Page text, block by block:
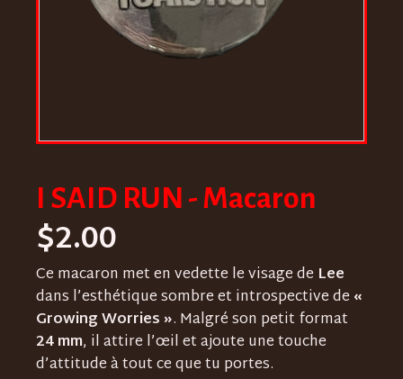
I SAID RUN - Macaron
$2.00
Ce macaron met en vedette le visage de Lee
dans l’esthétique sombre et introspective de «
Growing Worries ». Malgré son petit format
24 mm, il attire l’œil et ajoute une touche
d’attitude à tout ce que tu portes.